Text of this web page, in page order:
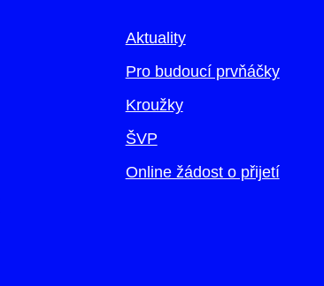
Aktuality
Pro budoucí prvňáčky
Kroužky
ŠVP
Online žádost o přijetí